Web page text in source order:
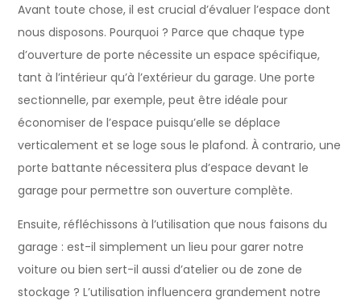
Avant toute chose, il est crucial d’évaluer l’espace dont
nous disposons. Pourquoi ? Parce que chaque type
d’ouverture de porte nécessite un espace spécifique,
tant à l’intérieur qu’à l’extérieur du garage. Une porte
sectionnelle, par exemple, peut être idéale pour
économiser de l’espace puisqu’elle se déplace
verticalement et se loge sous le plafond. À contrario, une
porte battante nécessitera plus d’espace devant le
garage pour permettre son ouverture complète.
Ensuite, réfléchissons à l’utilisation que nous faisons du
garage : est-il simplement un lieu pour garer notre
voiture ou bien sert-il aussi d’atelier ou de zone de
stockage ? L’utilisation influencera grandement notre